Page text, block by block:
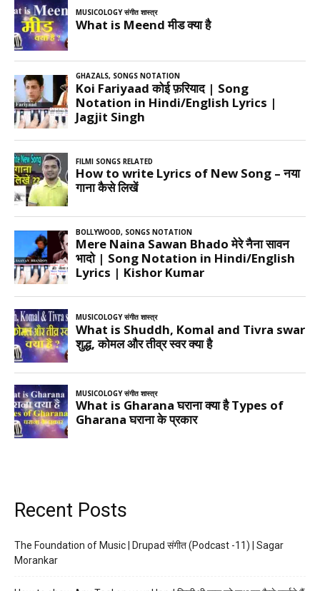
Recent Posts
The Foundation of Music | Drupad संगीत (Podcast -11) | Sagar
Morankar